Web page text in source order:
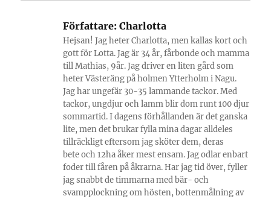
Författare: Charlotta
Hejsan! Jag heter Charlotta, men kallas kort och
gott för Lotta. Jag är 34 år, fårbonde och mamma
till Mathias, 9år. Jag driver en liten gård som
heter Västeräng på holmen Ytterholm i Nagu.
Jag har ungefär 30-35 lammande tackor. Med
tackor, ungdjur och lamm blir dom runt 100 djur
sommartid. I dagens förhållanden är det ganska
lite, men det brukar fylla mina dagar alldeles
tillräckligt eftersom jag sköter dem, deras
bete och 12ha åker mest ensam. Jag odlar enbart
foder till fåren på åkrarna. Har jag tid över, fyller
jag snabbt de timmarna med bär- och
svampplockning om hösten, bottenmålning av